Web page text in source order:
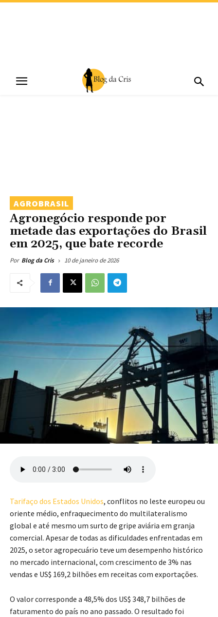
AGROBRASIL
Agronegócio responde por
metade das exportações do Brasil
em 2025, que bate recorde
Por Blog da Cris 10 de janeiro de 2026
Tarifaço dos Estados Unidos, conflitos no leste europeu ou
oriente médio, enfraquecimento do multilateralismo
global e até mesmo um surto de gripe aviária em granja
comercial. Apesar de todas as dificuldades enfrentadas em
2025, o setor agropecuário teve um desempenho histórico
no mercado internacional, com crescimento de 3% nas
vendas e US$ 169,2 bilhões em receitas com exportações.
O valor corresponde a 48,5% dos US$ 348,7 bilhões de
faturamento do país no ano passado. O resultado foi